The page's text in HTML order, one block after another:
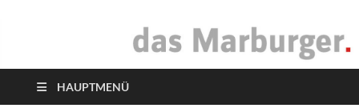
das Marburger.
HAUPTMENÜ